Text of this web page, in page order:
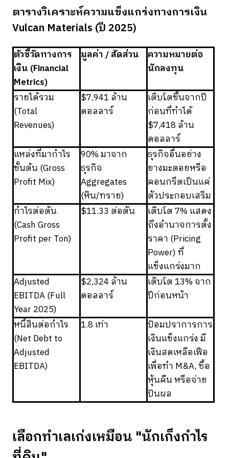
ตารางวิเคราะห์ความแข็งแกร่งทางการเงิน
Vulcan Materials (ปี 2025)
ตัวชี้วัดทางการ
เงิน (Financial
Metrics)
มูลค่า / สัดส่วน
ความหมายต่อ
นักลงทุน
รายได้รวม
(Total
Revenues)
$7,941 ล้าน
ดอลลาร์
เติบโตขึ้นจากปี
ก่อนที่ทำได้
$7,418 ล้าน
ดอลลาร์
แหล่งที่มากำไร
ขั้นต้น (Gross
Profit Mix)
90% มาจาก
ธุรกิจ
Aggregates
(หิน/ทราย)
ธุรกิจอื่นอย่าง
ยางมะตอยหรือ
คอนกรีตเป็นแค่
ตัวประกอบเสริม
กำไรต่อตัน
(Cash Gross
Profit per Ton)
$11.33 ต่อตัน
เติบโต 7% แสดง
ถึงอำนาจการตั้ง
ราคา (Pricing
Power) ที่
แข็งแกร่งมาก
Adjusted
EBITDA (Full
Year 2025)
$2,324 ล้าน
ดอลลาร์
เติบโต 13% จาก
ปีก่อนหน้า
หนี้สินต่อกำไร
(Net Debt to
Adjusted
EBITDA)
1.8 เท่า
ป้อมปราการการ
เงินแข็งแกร่ง มี
เงินสดเหลือเฟือ
เพื่อทำ M&A, ซื้อ
หุ้นคืน หรือจ่าย
ปันผล
เลือกทำเลเก่งเหมือน "นักเก็งกำไร